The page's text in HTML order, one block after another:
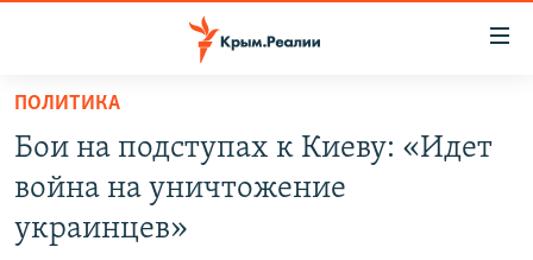
Вернуться
основному
содержанию
СПЕЦПРОЕКТЫ
ПОЛИТИКА
Бои на подступах к Киеву: «Идет
война на уничтожение
украинцев»